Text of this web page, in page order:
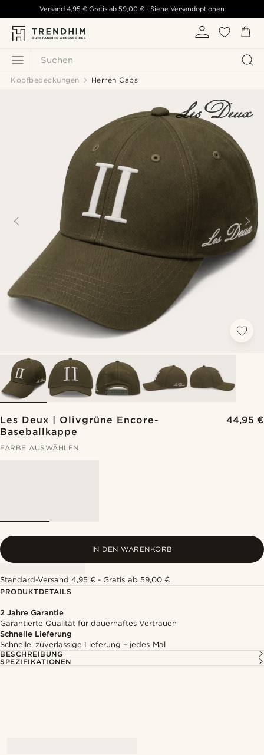
Suchen
Versand 4,95 € Gratis ab 59,00 € - Siehe Versandoptionen
Kopfbedeckungen Herren Caps
Les Deux | Olivgrüne Encore-
Baseballkappe
44,95 €
FARBE AUSWÄHLEN
IN DEN WARENKORB
Standard-Versand 4,95 € - Gratis ab 59,00 €
PRODUKTDETAILS
2 Jahre Garantie
Garantierte Qualität für dauerhaftes Vertrauen
Schnelle Lieferung
Schnelle, zuverlässige Lieferung – jedes Mal
BESCHREIBUNG
SPEZIFIKATIONEN